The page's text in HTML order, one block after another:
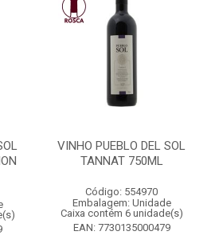
VINHO PUEBLO DEL SOL
TANNAT 750ML
Código: 554970
Embalagem: Unidade
Caixa contém 6 unidade(s)
EAN: 7730135000479